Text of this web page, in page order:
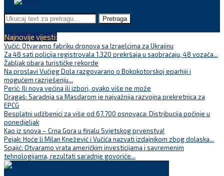
Pretraga
Najnovije vijesti:
Vučić: Otvaramo fabriku dronova sa Izraelcima za Ukrajinu
Za 48 sati policija registrovala 1.320 prekršaja u saobraćaju, 48 vozača...
Žabljak obara turističke rekorde
Na proslavi Vučjeg Dola razgovarano o Bokokotorskoj eparhiji i
mogućem razrješenju...
Perić: Ili nova većina ili izbori, ovako više ne može
Dragaš: Saradnja sa Masdarom je najvažnija razvojna prekretnica za
EPCG
Besplatni udžbenici za više od 67.700 osnovaca: Distribucija počinje u
ponedjeljak
Kao iz snova – Crna Gora u finalu Svjetskog prvenstva!
Pejak: Hoće li Milan Knežević i Vučića nazvati izdajnikom zbog dolaska...
Spajić: Otvaramo vrata američkim investicijama i savremenim
tehnologijama, rezultati saradnje govoriće...